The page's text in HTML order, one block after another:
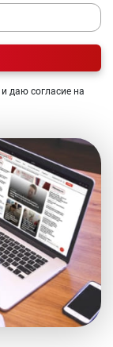
и даю согласие на